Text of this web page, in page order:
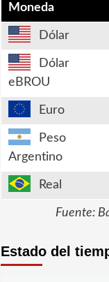
Moneda
Dólar
Dólar
eBROU
Euro
Peso
Argentino
Real
Fuente:
Estado del